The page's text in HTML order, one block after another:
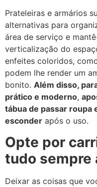
Prateleiras e armários
alternativas para
área de serviço e
verticalização do
enfeites coloridos,
podem lhe render um
bonito. Além disso,
prático e moderno,
tábua de passar roupa
esconder após o uso.
Opte por
tudo sempre
Deixar as coisas que